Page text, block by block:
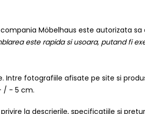
Möbelhaus este autorizata
este rapida si usoara, putand fi
Intre fotografiile afisate pe site si
/ - 5 cm.
la descrierile, specificatiile și